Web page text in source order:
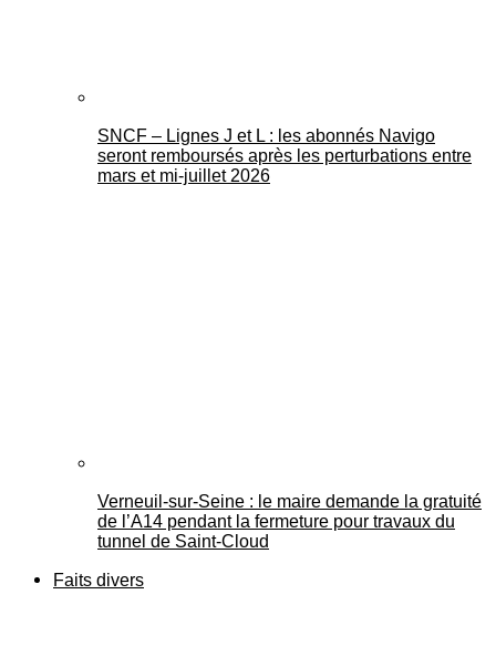
SNCF – Lignes J et L : les abonnés Navigo
seront remboursés après les perturbations entre
mars et mi-juillet 2026
Verneuil-sur-Seine : le maire demande la gratuité
de l’A14 pendant la fermeture pour travaux du
tunnel de Saint-Cloud
Faits divers